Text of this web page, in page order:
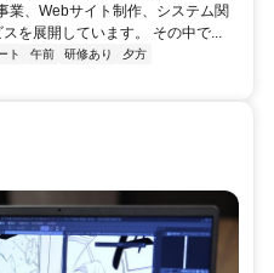
業、Webサイト制作、システム関
を展開しています。 その中で...
ト 午前 研修あり
夕方